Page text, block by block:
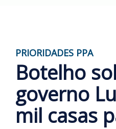
PRIORIDADES PPA
Botelho
governo
mil casas